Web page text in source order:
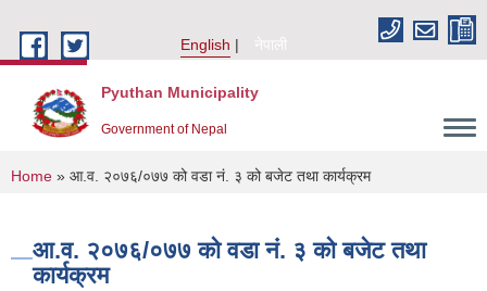
English
नेपाली
Pyuthan Municipality
Government of Nepal
You are here
Home » आ.व. २०७६/०७७ को वडा नं. ३ को बजेट तथा कार्यक्रम
आ.व. २०७६/०७७ को वडा नं. ३ को बजेट तथा
कार्यक्रम